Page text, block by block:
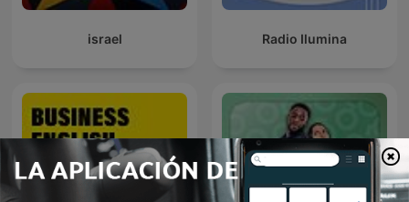
israel Radio Ilumina